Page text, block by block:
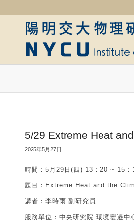
5/29 Extreme Heat
2025年5月27日
時間：5月29日(四) 13：20 ~ 15：
題目：Extreme Heat and the
講者：李時雨 副研究員
服務單位：中央研究院 環境變遷中